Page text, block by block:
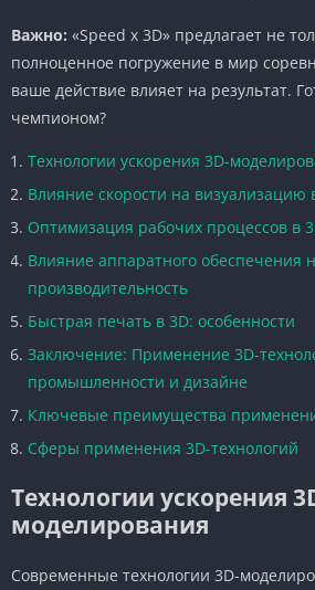
Важно: «Speed x 3D» предлагает не
полноценное погружение в мир
ваше действие влияет на результат.
чемпионом?
Технологии ускорения 3D-
Влияние скорости на визуализацию
Оптимизация рабочих процессов в
Влияние аппаратного обеспечения
производительность
Быстрая печать в 3D: особенности
Заключение: Применение 3D-
промышленности и дизайне
Ключевые преимущества
Сферы применения 3D-технологий
Технологии ускорения
моделирования
Современные технологии 3D-